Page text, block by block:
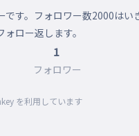
です。フォロワー数2000はい
ロー返します。
1
フォロワー
を利用しています